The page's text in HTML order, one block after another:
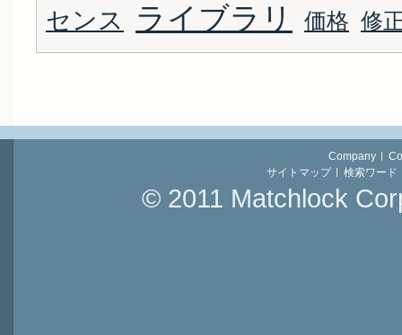
センス ライブラリ 価格 修
Company
サイトマップ
検索ワード
© 2011 Matchlock